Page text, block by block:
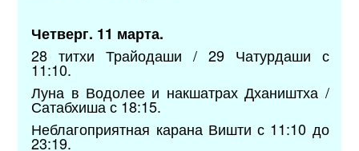
Четверг. 11 марта.
28 титхи Трайодаши / 29 Чатурдаши с
11:10.
Луна в Водолее и накшатрах Дхаништха /
Сатабхиша с 18:15.
Неблагоприятная карана Вишти с 11:10 до
23:19.